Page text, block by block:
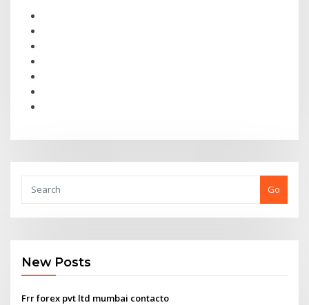
Go
New Posts
Frr forex pvt ltd mumbai contacto